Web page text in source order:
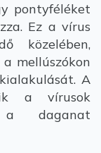
pontyféléket
Ez a vírus
közelében,
mellúszókon
A
a vírusok
a daganat